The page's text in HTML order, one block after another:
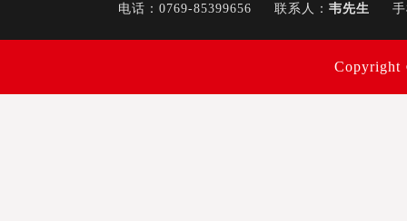
电话：0769-85399656 联系人： 韦先生
Copyright